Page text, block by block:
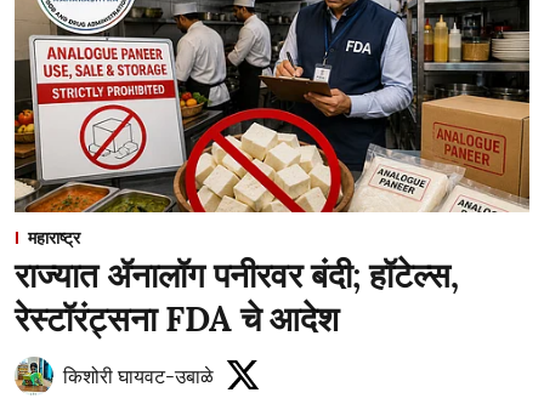
महाराष्ट्र
राज्यात ॲनालॉग पनीरवर बंदी; हॉटेल्स,
रेस्टॉरंट्सना FDA चे आदेश
किशोरी घायवट-उबाळे